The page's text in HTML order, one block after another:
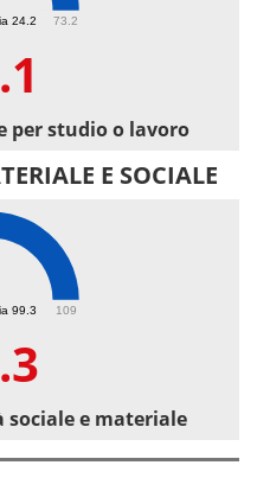
24.2 73.2
per studio o lavoro
E SOCIALE
99.3 109
e materiale